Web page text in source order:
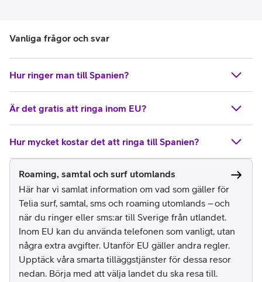
Vanliga frågor och svar
Hur ringer man till Spanien?
Är det gratis att ringa inom EU?
Hur mycket kostar det att ringa till Spanien?
Roaming, samtal och surf utomlands
Här har vi samlat information om vad som gäller för
Telia surf, samtal, sms och roaming utomlands – och
när du ringer eller sms:ar till Sverige från utlandet.
Inom EU kan du använda telefonen som vanligt, utan
några extra avgifter. Utanför EU gäller andra regler.
Upptäck våra smarta tilläggstjänster för dessa resor
nedan. Börja med att välja landet du ska resa till.